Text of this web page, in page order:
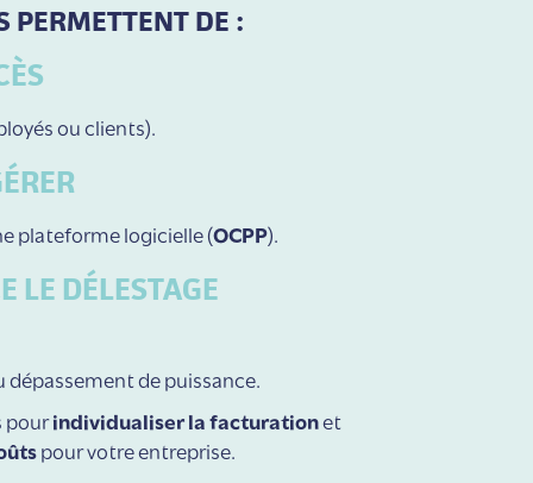
PERMETTENT DE :
ou clients).
plateforme logicielle (OCPP).
LE DÉLESTAGE
de puissance.
pourindividualiser la facturationet
pour votre entreprise.